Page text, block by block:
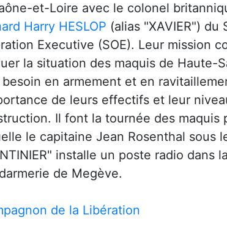
et-Loire avec le colonel
Harry HESLOP (alias "XAVIER") du
Executive (SOE). Leur mission
la situation des maquis de Haute-
en armement et en
de leurs effectifs et leur
Il font la tournée des maquis
le capitaine Jean Rosenthal sous
installe un poste radio dans la
de Megève.
de la Libération